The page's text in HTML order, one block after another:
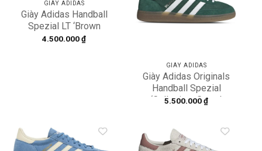
GIÀY ADIDAS
Giày Adidas Handball
Spezial LT ‘Brown
Cream White’ JR4879
4.500.000₫
GIÀY ADIDAS
Giày Adidas Originals
Handball Spezial
‘Collegiate Green’
5.500.000₫